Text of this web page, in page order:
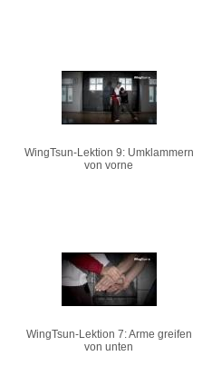
WingTsun-Lektion 9: Umklammern
von vorne
WingTsun-Lektion 7: Arme greifen
von unten